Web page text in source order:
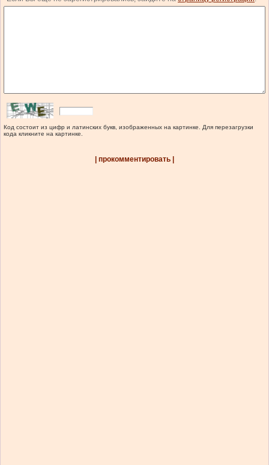
Код состоит из цифр и латинских букв, изображенных на картинке. Для перезагрузки
кода кликните на картинке.
| прокомментировать |